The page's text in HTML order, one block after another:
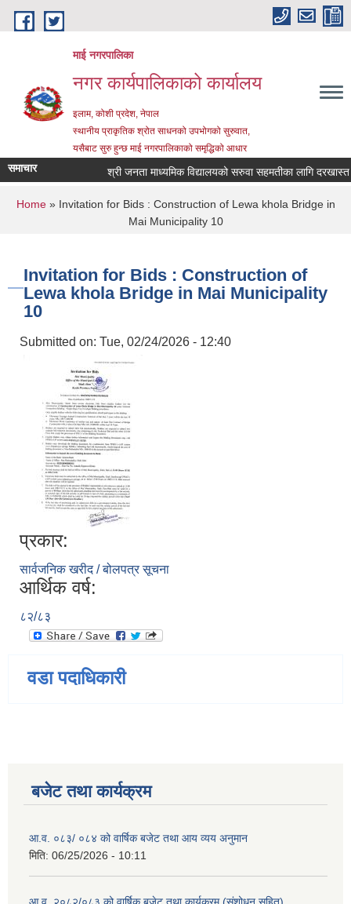
Skip to main content
माई नगरपालिका
नगर कार्यपालिकाको कार्यालय
इलाम, कोशी प्रदेश, नेपाल
स्थानीय प्राकृतिक श्रोत साधनको उपभोगको सुरुवात,
यसैबाट सुरु हुन्छ माई नगरपालिकाको समृद्धिको आधार
समाचार श्री जनता माध्यमिक विद्यालयको सरुवा सहमतीका लागि दरखास्त
You are here
Home» Invitation for Bids : Construction of Lewa khola Bridge in
Mai Municipality 10
Invitation for Bids : Construction of
Lewa khola Bridge in Mai Municipality
10
Submitted on: Tue, 02/24/2026 - 12:40
प्रकार:
सार्वजनिक खरीद / बोलपत्र सूचना
आर्थिक वर्ष:
८२/८३
वडा पदाधिकारी
बजेट तथा कार्यक्रम
आ.व. ०८३/ ०८४ को वार्षिक बजेट तथा आय व्यय अनुमान
मिति: 06/25/2026 - 10:11